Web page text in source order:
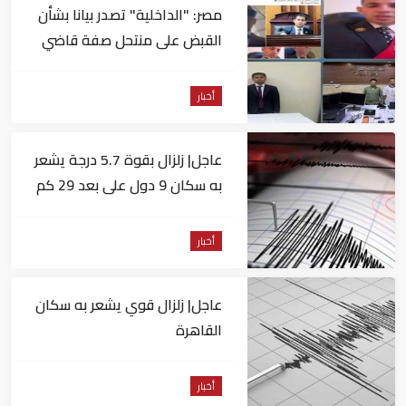
مصر: "الداخلية" تصدر بيانا بشأن
القبض على منتحل صفة قاضي
أخبار
عاجل| زلزال بقوة 5.7 درجة يشعر
به سكان 9 دول على بعد 29 كم
أخبار
عاجل| زلزال قوي يشعر به سكان
القاهرة
أخبار